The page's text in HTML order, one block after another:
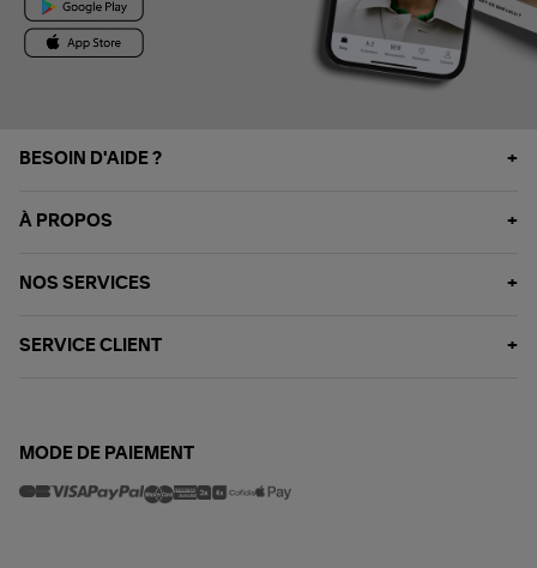
BESOIN D'AIDE ?
À PROPOS
NOS SERVICES
SERVICE CLIENT
MODE DE PAIEMENT